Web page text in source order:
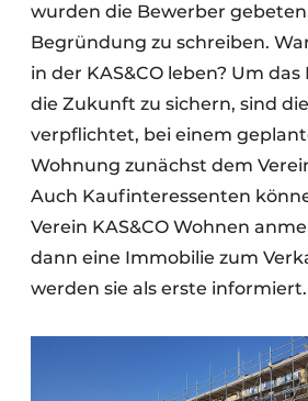
wurden die Bewerber
Begründung zu schreiben.
in der KAS&CO leben? Um
die Zukunft zu sichern, sind
verpflichtet, bei einem
Wohnung zunächst dem
Auch Kaufinteressenten
Verein KAS&CO Wohnen
dann eine Immobilie zum
werden sie als erste informiert.